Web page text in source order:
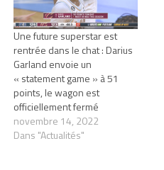
Une future superstar est
rentrée dans le chat : Darius
Garland envoie un
« statement game » à 51
points, le wagon est
officiellement fermé
novembre 14, 2022
Dans "Actualités"